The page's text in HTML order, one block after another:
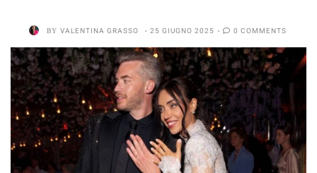
BY VALENTINA GRASSO 25 GIUGNO 2025 0 COMMENTS